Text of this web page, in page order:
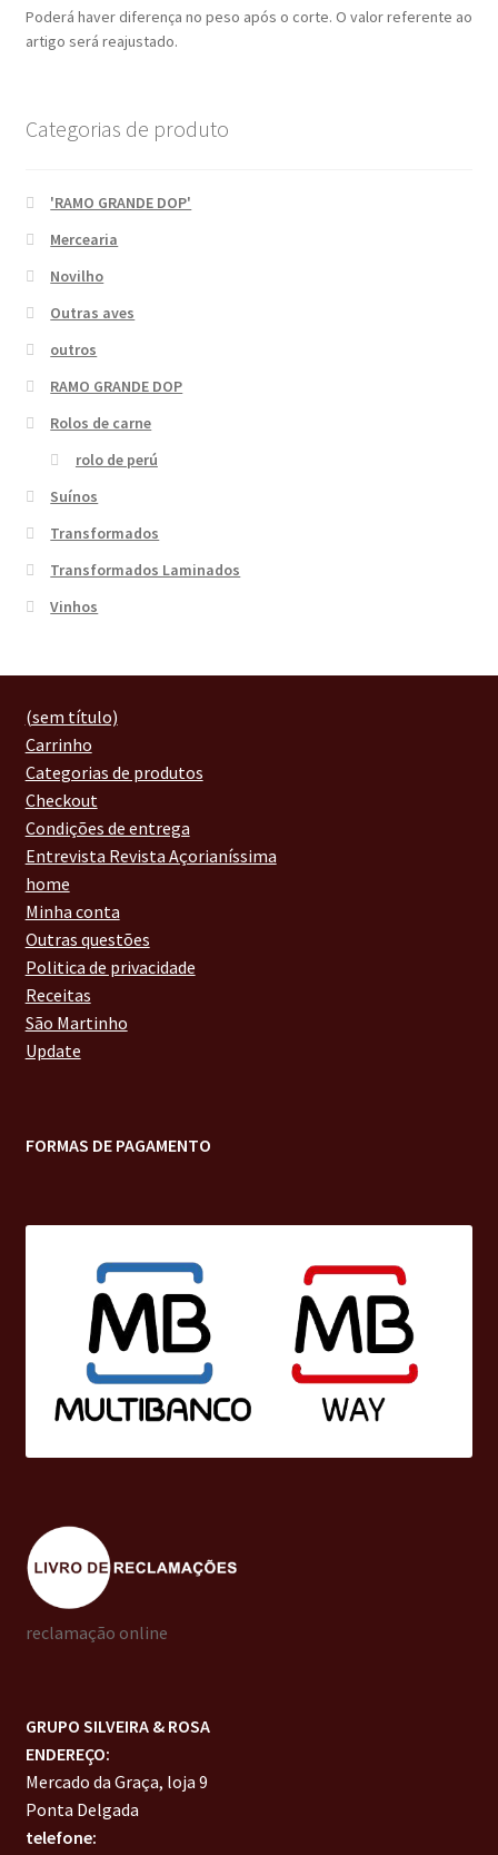
Poderá haver diferença no peso após o corte. O valor referente ao
artigo será reajustado.
Categorias de produto
'RAMO GRANDE DOP'
Mercearia
Novilho
Outras aves
outros
RAMO GRANDE DOP
Rolos de carne
rolo de perú
Suínos
Transformados
Transformados Laminados
Vinhos
(sem título)
Carrinho
Categorias de produtos
Checkout
Condições de entrega
Entrevista Revista Açorianíssima
home
Minha conta
Outras questões
Politica de privacidade
Receitas
São Martinho
Update
FORMAS DE PAGAMENTO
reclamação online
GRUPO SILVEIRA & ROSA
ENDEREÇO:
Mercado da Graça, loja 9
Ponta Delgada
telefone: